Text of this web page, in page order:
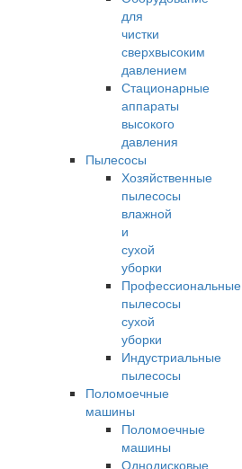
для
чистки
сверхвысоким
давлением
Стационарные
аппараты
высокого
давления
Пылесосы
Хозяйственные
пылесосы
влажной
и
сухой
уборки
Профессиональные
пылесосы
сухой
уборки
Индустриальные
пылесосы
Поломоечные
машины
Поломоечные
машины
Однодисковые